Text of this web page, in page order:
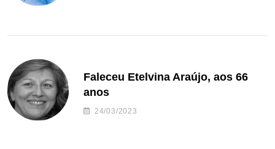
Faleceu Etelvina Araújo, aos 66
anos
24/03/2023